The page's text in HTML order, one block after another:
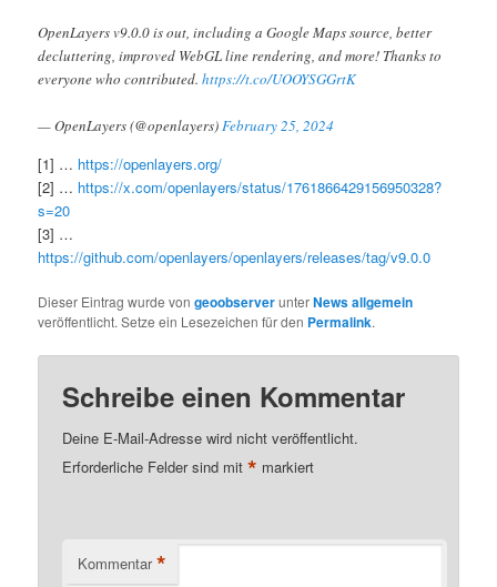
OpenLayers v9.0.0 is out, including a Google Maps source, better
decluttering, improved WebGL line rendering, and more! Thanks to
everyone who contributed.https://t.co/UOOYSGGrtK
— OpenLayers (@openlayers)February 25, 2024
[1] … https://openlayers.org/
[2] … https://x.com/openlayers/status/1761866429156950328?
s=20
[3] …
https://github.com/openlayers/openlayers/releases/tag/v9.0.0
Dieser Eintrag wurde vongeoobserverunterNews allgemein
veröffentlicht. Setze ein Lesezeichen für den Permalink.
Schreibe einen Kommentar
Deine E-Mail-Adresse wird nicht veröffentlicht.
Erforderliche Felder sind mit* markiert
Kommentar *